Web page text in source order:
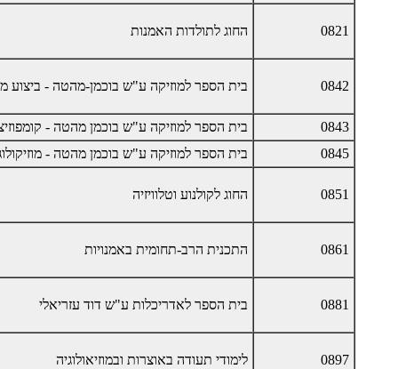
0821 החוג לתולדות האמנות
0842 בית הספר למוזיקה ע"ש בוכמן-מהטה - ביצוע
0843
בית הספר למוזיקה ע"ש בוכמן מהטה -
0845
בית הספר למוזיקה ע"ש בוכמן מהטה -
0851 החוג לקולנוע וטלוויזיה
0861 התכנית הרב-תחומית באמנויות
0881 בית הספר לאדריכלות ע"ש דוד עזריאלי
0897 לימודי תעודה באוצרות ובמוזיאולוגיה